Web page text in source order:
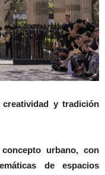
creatividad y tradición
urbano, con
de espacios